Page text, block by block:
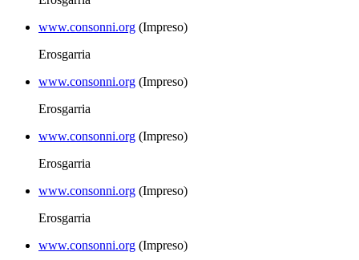
www.consonni.org (Impreso)
Erosgarria
www.consonni.org (Impreso)
Erosgarria
www.consonni.org (Impreso)
Erosgarria
www.consonni.org (Impreso)
Erosgarria
www.consonni.org (Impreso)